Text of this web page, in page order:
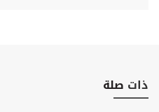
ذات صلة